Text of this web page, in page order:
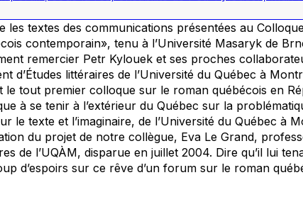
les textes des communications présentées au
contemporain», tenu à l’Université Masaryk de
remercier Petr Kylouek et ses proches
d’Études littéraires de l’Université du Québec à
le tout premier colloque sur le roman québécois en
à se tenir à l’extérieur du Québec sur la
le texte et l’imaginaire, de l’Université du Québec à
du projet de notre collègue, Eva Le Grand,
de l’UQÀM, disparue en juillet 2004. Dire qu’il lui
d’espoirs sur ce rêve d’un forum sur le roman